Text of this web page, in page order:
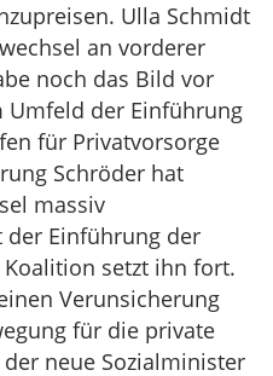
Ulla Schmidt
an vorderer
noch das Bild vor
Umfeld der Einführung
für Privatvorsorge
Schröder hat
massiv
Einführung der
Koalition setzt ihn fort.
Verunsicherung
für die private
neue Sozialminister